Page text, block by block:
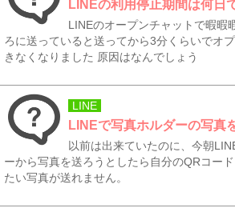
LINEの利用停止期間は何日
LINEのオープンチャットで暇暇
ろに送っていると送ってから3分くらいでオ
きなくなりました 原因はなんでしょう
LINE
LINEで写真ホルダーの写真
以前は出来ていたのに、今朝
ーから写真を送ろうとしたら自分のQRコー
たい写真が送れません。